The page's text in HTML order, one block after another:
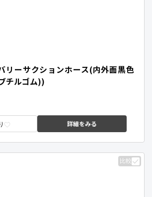
リーサクションホース(内外面黒色
チルゴム))
詳細をみる
比較